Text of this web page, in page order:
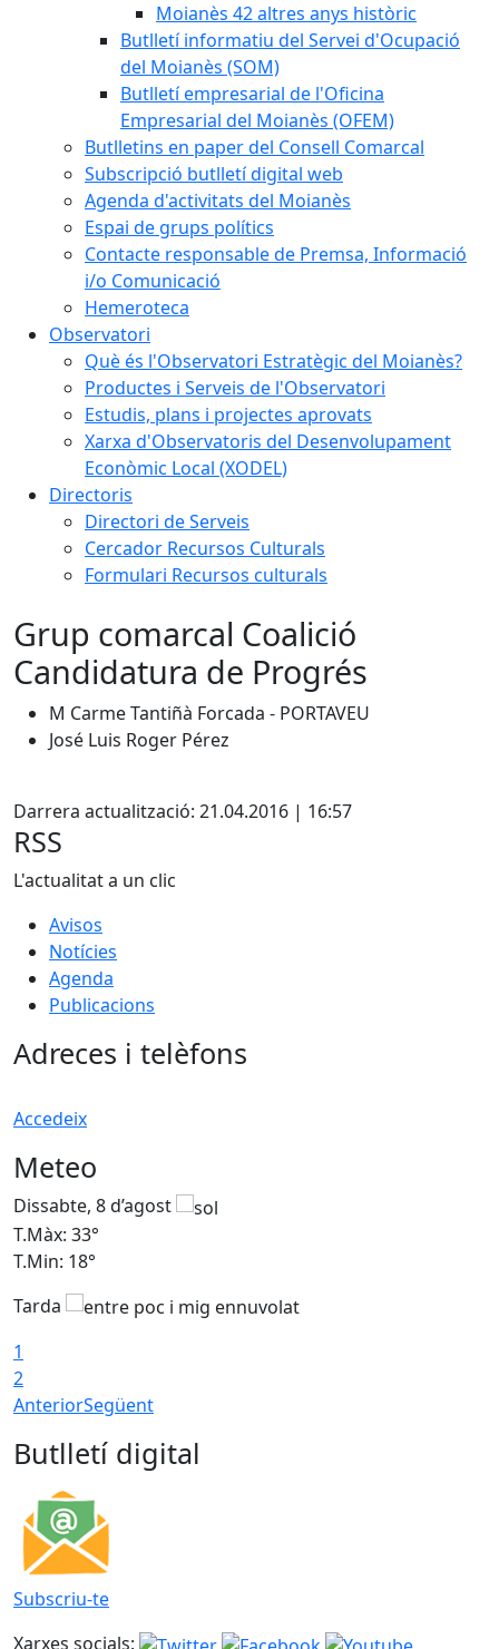
Moianès 42 altres anys històric
Butlletí informatiu del Servei d'Ocupació
del Moianès (SOM)
Butlletí empresarial de l'Oficina
Empresarial del Moianès (OFEM)
Butlletins en paper del Consell Comarcal
Subscripció butlletí digital web
Agenda d'activitats del Moianès
Espai de grups polítics
Contacte responsable de Premsa, Informació
i/o Comunicació
Hemeroteca
Observatori
Què és l'Observatori Estratègic del Moianès?
Productes i Serveis de l'Observatori
Estudis, plans i projectes aprovats
Xarxa d'Observatoris del Desenvolupament
Econòmic Local (XODEL)
Directoris
Directori de Serveis
Cercador Recursos Culturals
Formulari Recursos culturals
Grup comarcal Coalició
Candidatura de Progrés
M Carme Tantiñà Forcada - PORTAVEU
José Luis Roger Pérez
Darrera actualització: 21.04.2016 | 16:57
RSS
L'actualitat a un clic
Avisos
Notícies
Agenda
Publicacions
Adreces i telèfons
Accedeix
Meteo
Dissabte, 8 d’agost
T.Màx: 33°
T.Min: 18°
Tarda
1
2
AnteriorSegüent
Butlletí digital
Subscriu-te
Xarxes socials: